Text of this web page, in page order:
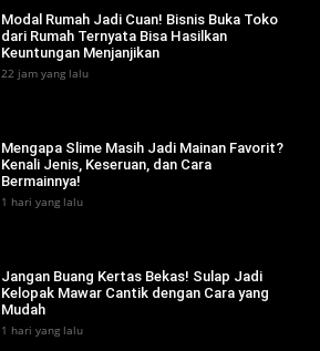
Modal Rumah Jadi Cuan! Bisnis Buka Toko
dari Rumah Ternyata Bisa Hasilkan
Keuntungan Menjanjikan
22 jam yang lalu
Mengapa Slime Masih Jadi Mainan Favorit?
Kenali Jenis, Keseruan, dan Cara
Bermainnya!
1 hari yang lalu
Jangan Buang Kertas Bekas! Sulap Jadi
Kelopak Mawar Cantik dengan Cara yang
Mudah
1 hari yang lalu